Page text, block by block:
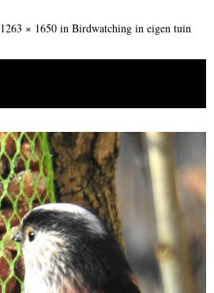
1263 × 1650 in Birdwatching in eigen tuin